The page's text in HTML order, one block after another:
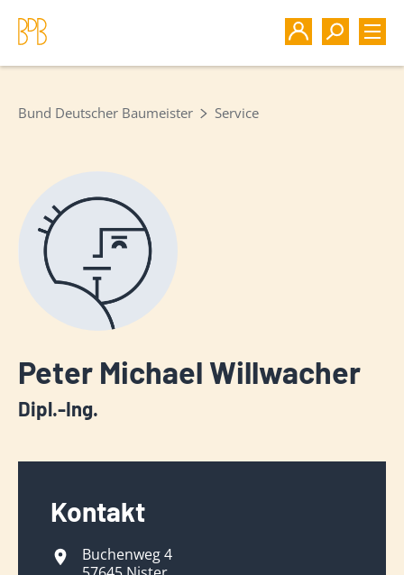
Bund Deutscher Baumeister Service
Peter Michael Willwacher
Dipl.-Ing.
Kontakt
Buchenweg 4